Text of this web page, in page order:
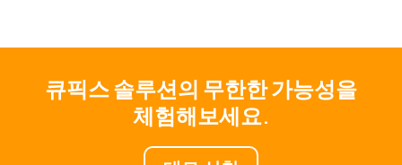
큐픽스 솔루션의 무한한 가능성을
체험해보세요.